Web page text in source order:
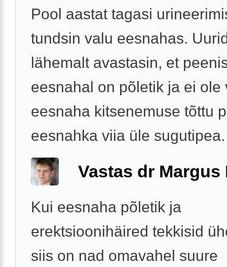
Pool aastat tagasi
tundsin valu eesnahas.
lähemalt avastasin, et
eesnahal on põletik ja ei ole
eesnaha kitsenemuse tõttu
eesnahka viia üle
Vastas dr Margus
Kui eesnaha põletik ja
erektsioonihäired tekkisid
siis on nad omavahel suure